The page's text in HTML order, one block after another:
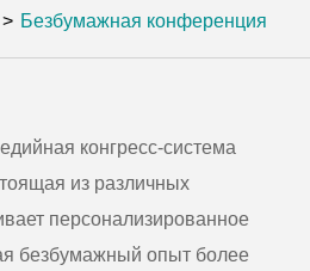
Безбумажная конференция
конгресс-система
из различных
персонализированное
безбумажный опыт более